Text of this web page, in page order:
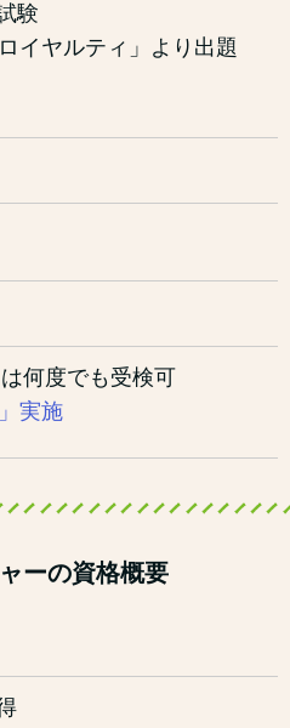
験
イヤルティ」より出題
何度でも受検可
実施
ーの資格概要